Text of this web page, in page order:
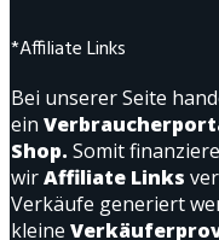
*Affiliate Links
Bei unserer Seite
ein
Shop. Somit
wirAffiliate Links
Verkäufe generiert
kleine